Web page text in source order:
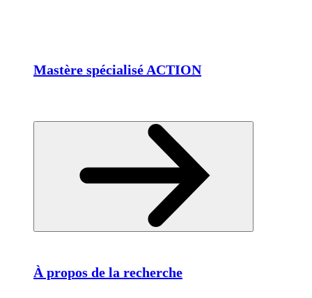
Mastère spécialisé ACTION
À propos de la recherche